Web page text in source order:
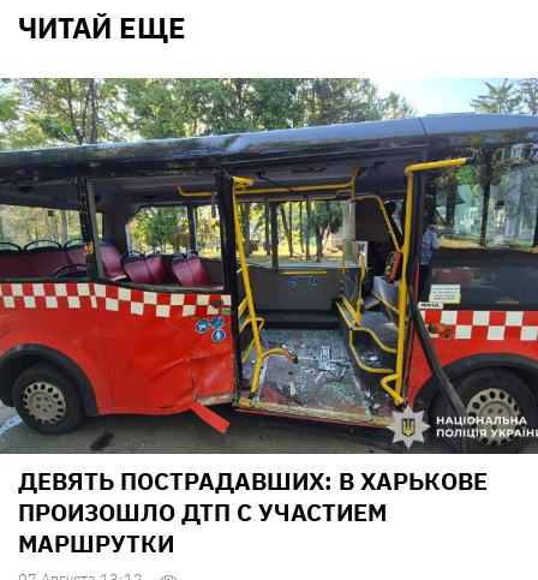
ЧИТАЙ ЕЩЕ
ДЕВЯТЬ ПОСТРАДАВШИХ: В ХАРЬКОВЕ
ПРОИЗОШЛО ДТП С УЧАСТИЕМ
МАРШРУТКИ